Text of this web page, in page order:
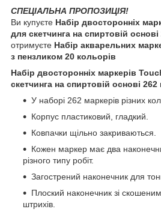
СПЕЦІАЛЬНА ПРОПОЗИЦІЯ!
Ви купуєте Набір двосторонніх
для скетчинга на спиртовій
отримуєте Набір акварельних
з пензликом 20 кольорів
Набір двосторонніх маркерів
скетчинга на спиртовій основі 262
У наборі 262 маркерів різних
Корпус пластиковий, гладкий.
Ковпачки щільно закриваються.
Кожен маркер має два
різного типу робіт.
Загострений наконечник для
Плоский наконечник зі
штрихів.